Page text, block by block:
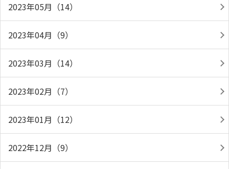
2023年05月（14）
2023年04月（9）
2023年03月（14）
2023年02月（7）
2023年01月（12）
2022年12月（9）